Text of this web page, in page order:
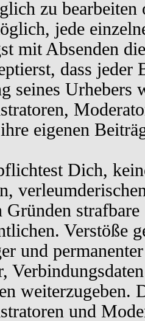
zu bearbeiten
jede
mit Absenden
dass jeder
seines Urhebers
eigenen
Dich,
Gründen
Verstöße
und
weiterzugeben.
und